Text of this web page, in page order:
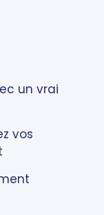
un vrai
vos